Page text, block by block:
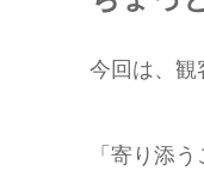
今回は、観
「寄り添